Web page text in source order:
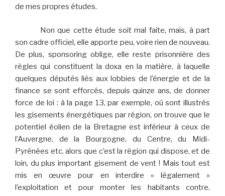
de mes propres études.
Non que cette étude soit mal faite, mais, à part
son cadre officiel, elle apporte peu, voire rien de nouveau.
De plus, sponsoring oblige, elle reste prisonnière des
règles qui constituent la doxa en la matière, à laquelle
quelques députés liés aux lobbies de l’énergie et de la
finance se sont efforcés, depuis quinze ans, de donner
force de loi : à la page 13, par exemple, où sont illustrés
les gisements énergétiques par région, on trouve que le
potentiel éolien de la Bretagne est inférieur à ceux de
l’Auvergne, de la Bourgogne, du Centre, du Midi-
Pyrénées etc. alors que c’est la région qui dispose, et de
loin, du plus important gisement de vent ! Mais tout est
mis en œuvre pour en interdire « légalement »
l’exploitation et pour monter les habitants contre.